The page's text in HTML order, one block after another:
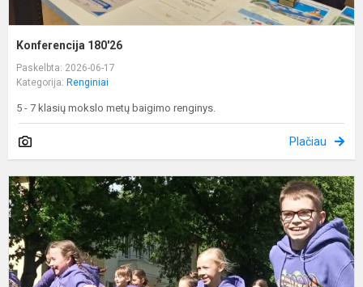
Konferencija 180'26
Paskelbta: 2026-06-17
Kategorija: Renginiai
5 - 7 klasių mokslo metų baigimo renginys.
Plačiau